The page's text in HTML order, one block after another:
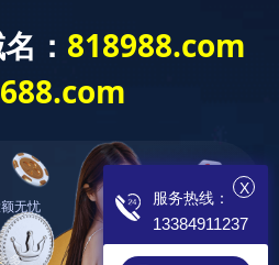
OD网页版
电锅炉 成功案例
X
服务热线：
13384911237